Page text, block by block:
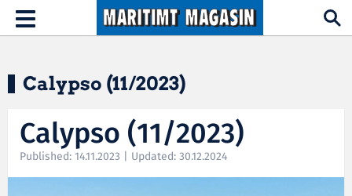
Hopp til hovedinnhold
Toggle
navigation
Calypso (11/2023)
Calypso (11/2023)
Published: 14.11.2023 | Updated: 30.12.2024